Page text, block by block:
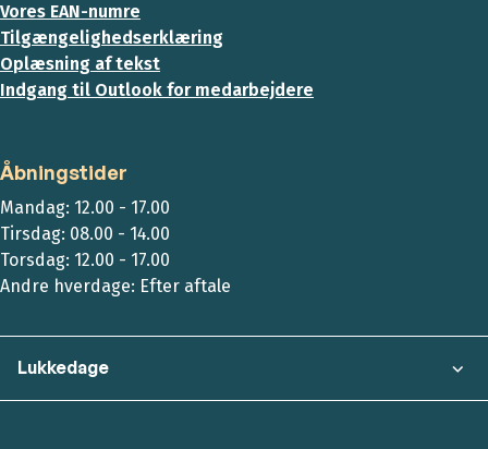
Vores EAN-numre
Tilgængelighedserklæring
Oplæsning af tekst
Indgang til Outlook for medarbejdere
Åbningstider
Mandag: 12.00 - 17.00
Tirsdag: 08.00 - 14.00
Torsdag: 12.00 - 17.00
Andre hverdage: Efter aftale
Lukkedage